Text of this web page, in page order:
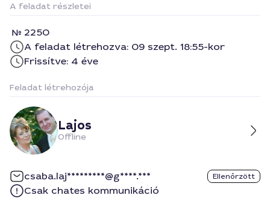
A feladat részletei
2250
A feladat létrehozva: 09 szept. 18:55-kor
Frissítve: 4 éve
Feladat létrehozója
Lajos
Offline
csaba.laj*********@g****.*** Ellenőrzött
Csak chates kommunikáció